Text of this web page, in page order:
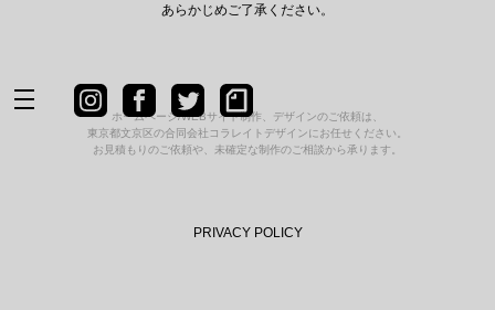
あらかじめご了承ください。
ホームページ/WEBサイト制作、デザインのご依頼は、
東京都文京区の合同会社コラレイトデザインにお任せください。
お見積もりのご依頼や、未確定な制作のご相談から承ります。
PRIVACY POLICY